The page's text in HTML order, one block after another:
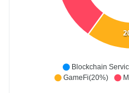
Blockchain
GameFi(20%)